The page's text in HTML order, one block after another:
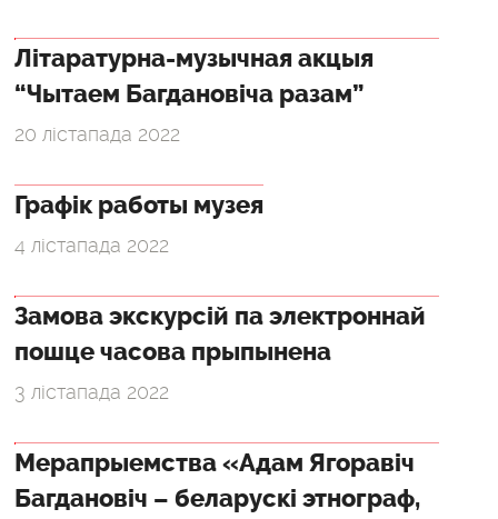
Літаратурна-музычная акцыя
“Чытаем Багдановіча разам”
20 лістапада 2022
Графік работы музея
4 лістапада 2022
Замова экскурсій па электроннай
пошце часова прыпынена
3 лістапада 2022
Мерапрыемства «Адам Ягоравіч
Багдановіч – беларускі этнограф,